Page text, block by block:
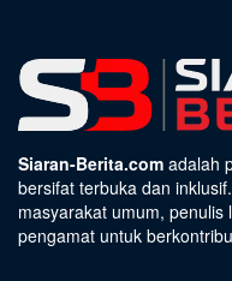
Siaran-Berita.com adalah
bersifat terbuka dan
masyarakat umum,
pengamat untuk